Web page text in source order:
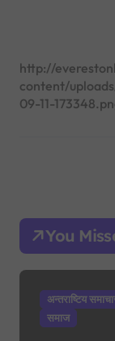
http://
content/
09-11-
You
अन्तराष्टिय
समाज